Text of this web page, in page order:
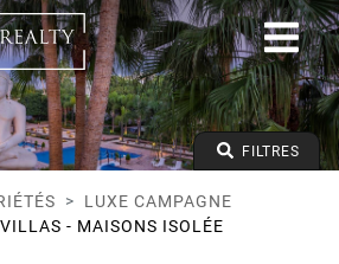
FILTRES
LUXE CAMPAGNE
VILLAS - MAISONS ISOLÉE